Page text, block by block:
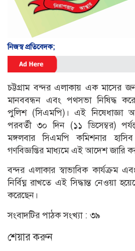
নিজস্ব প্রতিবেদক;
চট্টগ্রাম বন্দর এলাকায় এক মাসের
মানববন্ধন এবং পথসভা নিষিদ্ধ
পুলিশ (সিএমপি)। এই নিষেধাজ্ঞা
পরবর্তী ৩০ দিন (১১ ডিসেম্বর)
মঙ্গলবার সিএমপি কমিশনার
গণবিজ্ঞপ্তির মাধ্যমে এই আদেশ জারি
বন্দর এলাকার স্বাভাবিক কার্যক্রম
নির্বিঘ্ন রাখতে এই সিদ্ধান্ত নেওয়া
করেছেন।
সংবাদটির পাঠক সংখ্যা : ৩৯
শেয়ার করুন